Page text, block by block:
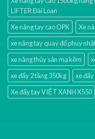
LIFTER Đài Loan
Xe nâng tay cao OPK
Xe
xe nâng tay quay đổ phuy
xe nâng thủy sản mạ kẽm
xe đẩy 2 tầng 350kg
xe
Xe đẩy tay VIỆT XANH X550